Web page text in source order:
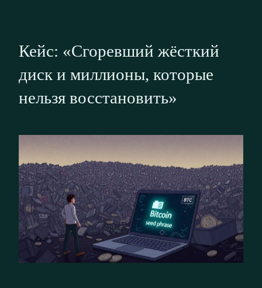
Кейс: «Сгоревший жёсткий
диск и миллионы, которые
нельзя восстановить»